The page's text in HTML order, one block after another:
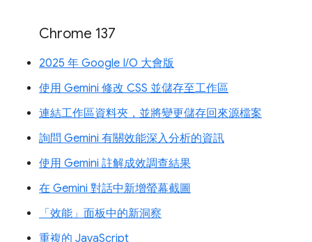
Chrome 137
2025 年 Google I/O 大會版
使用 Gemini 修改 CSS 並儲存至工作區
連結工作區資料夾，並將變更儲存回來源檔案
詢問 Gemini 有關效能深入分析的資訊
使用 Gemini 註解成效調查結果
在 Gemini 對話中新增螢幕截圖
「效能」面板中的新洞察
重複的 JavaScript